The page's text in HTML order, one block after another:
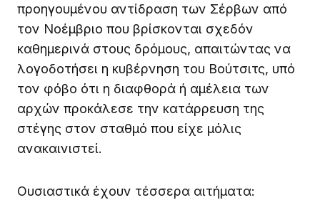
προηγουμένου αντίδραση των Σέρβων από
τον Νοέμβριο που βρίσκονται σχεδόν
καθημερινά στους δρόμους, απαιτώντας να
λογοδοτήσει η κυβέρνηση του Βούτσιτς, υπό
τον φόβο ότι η διαφθορά ή αμέλεια των
αρχών προκάλεσε την κατάρρευση της
στέγης στον σταθμό που είχε μόλις
ανακαινιστεί.
Ουσιαστικά έχουν τέσσερα αιτήματα: